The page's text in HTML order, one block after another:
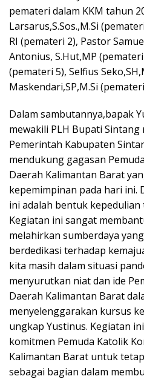
pemateri dalam KKM tahun
Larsarus,S.Sos.,M.Si
RI (pemateri 2), Pastor
Antonius, S.Hut,MP (pemateri
(pemateri 5), Selfius
Maskendari,SP,M.Si
Dalam sambutannya,bapak
mewakili PLH Bupati
Pemerintah Kabupaten
mendukung gagasan
Daerah Kalimantan Barat
kepemimpinan pada hari ini.
ini adalah bentuk
Kegiatan ini sangat
melahirkan sumberdaya
berdedikasi terhadap
kita masih dalam situasi
menyurutkan niat dan ide
Daerah Kalimantan Barat
menyelenggarakan kursus
ungkap Yustinus. Kegiatan
komitmen Pemuda Katolik
Kalimantan Barat untuk
sebagai bagian dalam